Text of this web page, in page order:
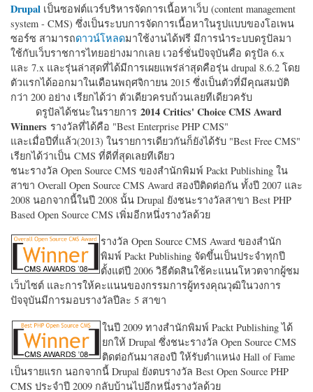
Drupal เป็นซอฟต์แวร์บริหารจัดการเนื้อหาเว็บ (content management
system - CMS) ซึ่งเป็นระบบการจัดการเนื้อหาในรูปแบบของโอเพน
ซอร์ซ สามารถดาวน์โหลดมาใช้งานได้ฟรี มีการนำระบบดรูปัลมา
ใช้กับเว็บราชการไทยอย่างมากเลย เวอร์ชั่นปัจจุบันคือ ดรูปัล 6.x
และ 7.x และรุ่นล่าสุดที่ได้มีการเผยแพร่ล่าสุดคือรุ่น drupal 8.6.2 โดย
ตัวแรกได้ออกมาในเดือนพฤศจิกายน 2015 ซึ่งเป็นตัวที่มีคุณสมบัติ
กว่า 200 อย่าง เรียกได้ว่า ตัวเดียวครบถ้วนเลยทีเดียวครับ
ดรูปัลได้ชนะในรายการ 2014 Critics' Choice CMS Award
Winners รางวัลที่ได้คือ "Best Enterprise PHP CMS"
และเมื่อปีที่แล้ว(2013) ในรายการเดียวกันก็ยังได้รับ "Best Free CMS"
เรียกได้ว่าเป็น CMS ที่ดีที่สุดเลยทีเดียว
ชนะรางวัล Open Source CMS ของสำนักพิมพ์ Packt Publishing ใน
สาขา Overall Open Source CMS Award สองปีติดต่อกัน ทั้งปี 2007 และ
2008 นอกจากนี้ในปี 2008 นั้น Drupal ยังชนะรางวัลสาขา Best PHP
Based Open Source CMS เพิ่มอีกหนึ่งรางวัลด้วย
รางวัล Open Source CMS Award ของสำนัก
พิมพ์ Packt Publishing จัดขึ้นเป็นประจำทุกปี
ตั้งแต่ปี 2006 วิธีตัดสินใช้คะแนนโหวตจากผู้ชม
เว็บไซต์ และการให้คะแนนของกรรมการผู้ทรงคุณวุฒิในวงการ
ปัจจุบันมีการมอบรางวัลปีละ 5 สาขา
ในปี 2009 ทางสำนักพิมพ์ Packt Publishing ได้
ยกให้ Drupal ซึ่งชนะรางวัล Open Source CMS
ติดต่อกันมาสองปี ให้รับตำแหน่ง Hall of Fame
เป็นรายแรก นอกจากนี้ Drupal ยังตบรางวัล Best Open Source PHP
CMS ประจำปี 2009 กลับบ้านไปอีกหนึ่งรางวัลด้วย